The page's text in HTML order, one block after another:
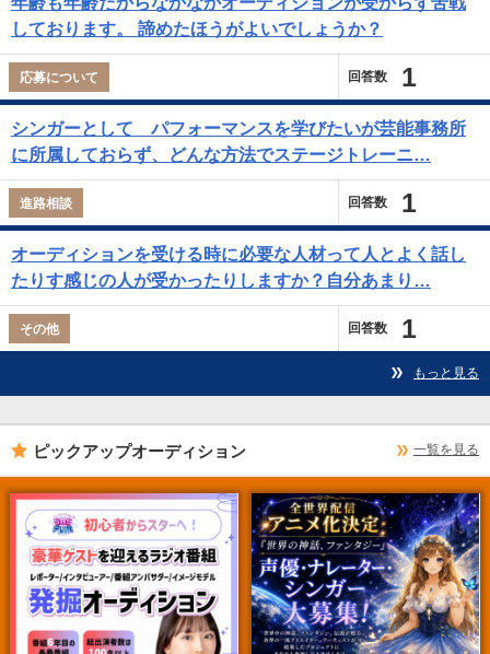
しております。 諦めたほうがよいでしょうか？
応募について 回答数 1
シンガーとして パフォーマンスを学びたいが芸能事務所
に所属しておらず、どんな方法でステージトレーニ…
進路相談 回答数 1
オーディションを受ける時に必要な人材って人とよく話し
たりす感じの人が受かったりしますか？自分あまり…
その他 回答数 1
もっと見る
ピックアップオーディション 一覧を見る